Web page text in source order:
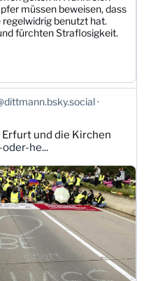
müssen beweisen, dass
benutzt hat.
fürchten Straflosigkeit.
und die Kirchen
he...